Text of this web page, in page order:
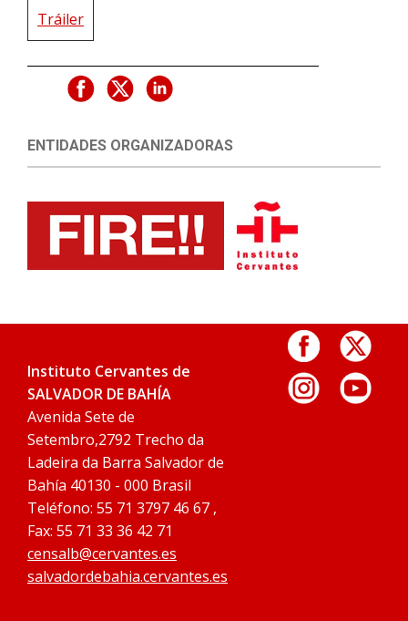
Tráiler
ENTIDADES ORGANIZADORAS
Instituto Cervantes de
SALVADOR DE BAHÍA
Avenida Sete de
Setembro,2792 Trecho da
Ladeira da Barra Salvador de
Bahía 40130 - 000 Brasil
Teléfono: 55 71 3797 46 67 ,
Fax: 55 71 33 36 42 71
censalb@cervantes.es
salvadordebahia.cervantes.es